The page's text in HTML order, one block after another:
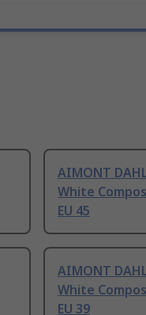
AIMONT
White
EU 45
AIMONT
White
EU 39